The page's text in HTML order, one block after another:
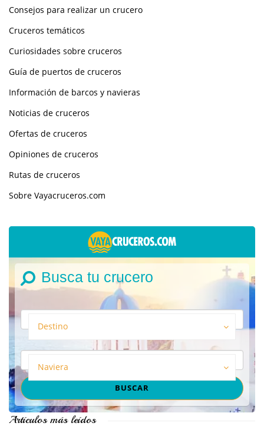
Consejos para realizar un crucero
Cruceros temáticos
Curiosidades sobre cruceros
Guía de puertos de cruceros
Información de barcos y navieras
Noticias de cruceros
Ofertas de cruceros
Opiniones de cruceros
Rutas de cruceros
Sobre Vayacruceros.com
Busca tu crucero
Destino
Naviera
Artículos más leídos